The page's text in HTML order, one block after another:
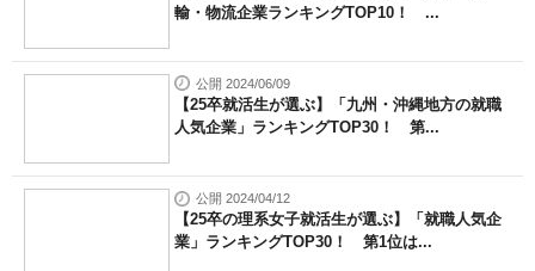
輸・物流企業ランキングTOP10！ ...
公開 2024/06/09
【25卒就活生が選ぶ】「九州・沖縄地方の就職
人気企業」ランキングTOP30！ 第...
公開 2024/04/12
【25卒の理系女子就活生が選ぶ】「就職人気企
業」ランキングTOP30！ 第1位は...